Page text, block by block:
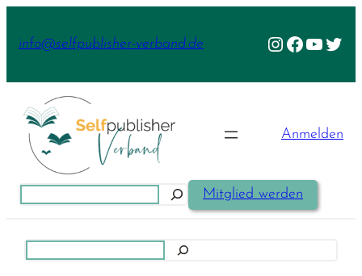
Inhalt
info@selfpublisher-verband.de Instagram
Facebook
Anmelden
Mitglied werden